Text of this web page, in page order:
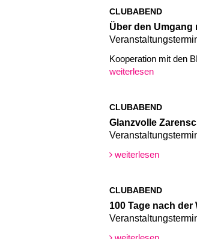
CLUBABEND
Über den Umgang
Kooperation mit den
weiterlesen
CLUBABEND
Glanzvolle
weiterlesen
CLUBABEND
100 Tage nach der